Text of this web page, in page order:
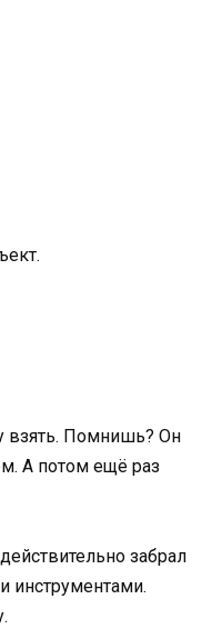
взять. Помнишь? Он
А потом ещё раз
забрал
инструментами.